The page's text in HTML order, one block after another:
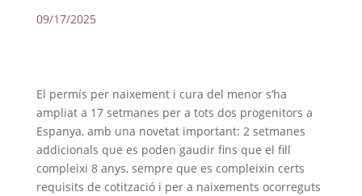
09/17/2025
El permís per naixement i cura del menor s’ha
ampliat a 17 setmanes per a tots dos progenitors a
Espanya, amb una novetat important: 2 setmanes
addicionals que es poden gaudir fins que el fill
compleixi 8 anys, sempre que es compleixin certs
requisits de cotització i per a naixements ocorreguts